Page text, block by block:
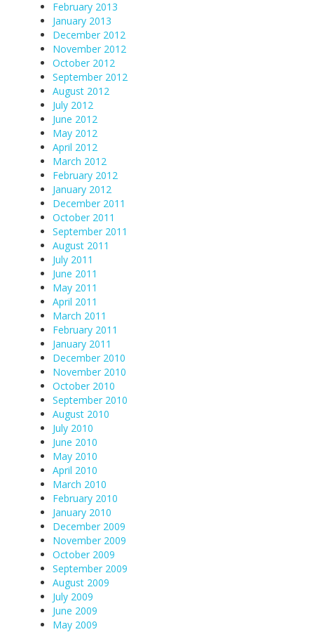
February 2013
January 2013
December 2012
November 2012
October 2012
September 2012
August 2012
July 2012
June 2012
May 2012
April 2012
March 2012
February 2012
January 2012
December 2011
October 2011
September 2011
August 2011
July 2011
June 2011
May 2011
April 2011
March 2011
February 2011
January 2011
December 2010
November 2010
October 2010
September 2010
August 2010
July 2010
June 2010
May 2010
April 2010
March 2010
February 2010
January 2010
December 2009
November 2009
October 2009
September 2009
August 2009
July 2009
June 2009
May 2009